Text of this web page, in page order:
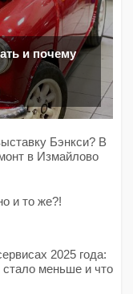
и почему
Бэнкси? В
в Измайлово
и то же?!
2025 года:
меньше и что